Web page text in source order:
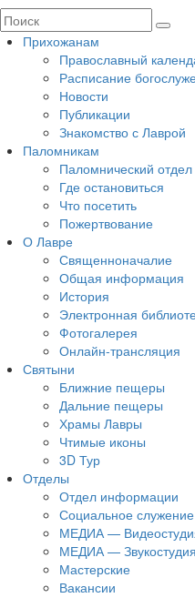
Прихожанам
Православный
Расписание
Новости
Публикации
Знакомство с Лаврой
Паломникам
Паломнический отдел
Где остановиться
Что посетить
Пожертвование
О Лавре
Священноначалие
Общая информация
История
Электронная
Фотогалерея
Онлайн-трансляция
Святыни
Ближние пещеры
Дальние пещеры
Храмы Лавры
Чтимые иконы
3D Тур
Отделы
Отдел информации
Социальное служение
МЕДИА —
МЕДИА — Звукостудия
Мастерские
Вакансии